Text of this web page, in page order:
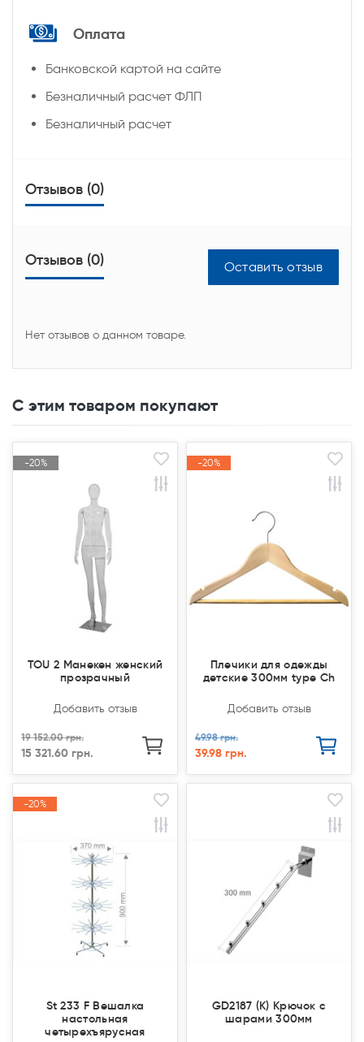
Оплата
Банковской картой на сайте
Безналичный расчет ФЛП
Безналичный расчет
Отзывов (0)
Отзывов (0) Оставить отзыв
Нет отзывов о данном товаре.
С этим товаром покупают
-20%
-20%
TOU 2 Манекен женский
прозрачный
Добавить отзыв
19 152.00 грн.
15 321.60 грн.
-20%
-20%
Плечики для одежды
детские 300мм type Ch
Добавить отзыв
49.98 грн.
39.98 грн.
-20%
-20%
St 233 F Вешалка
настольная
четырехъярусная
GD2187 (К) Крючок с
шарами 300мм